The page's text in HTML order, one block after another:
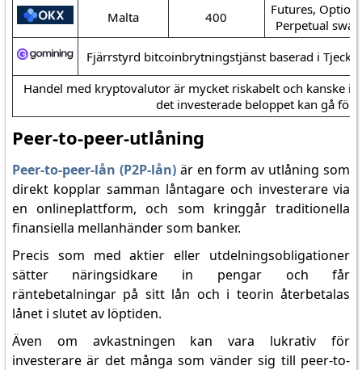
Malta 400
Futures,
Perpetual
Fjärrstyrd bitcoinbrytningstjänst baserad i
Handel med kryptovalutor är mycket riskabelt och kanske
det investerade beloppet kan gå
Peer-to-peer-utlåning
Peer-to-peer-lån (P2P-lån)är en form av utlåning som
direkt kopplar samman låntagare och investerare via
en onlineplattform, och som kringgår traditionella
finansiella mellanhänder som banker.
Precis som med aktier eller utdelningsobligationer
sätter näringsidkare in pengar och får
räntebetalningar på sitt lån och i teorin återbetalas
lånet i slutet av löptiden.
Även om avkastningen kan vara lukrativ för
investerare är det många som vänder sig till peer-to-